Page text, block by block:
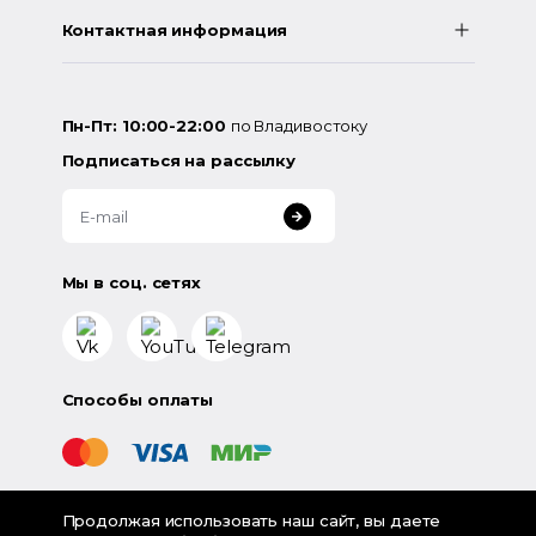
Контактная информация
Пн-Пт: 10:00-22:00 по Владивостоку
Подписаться на рассылку
Мы в соц. сетях
Способы оплаты
Продолжая использовать наш сайт, вы даете